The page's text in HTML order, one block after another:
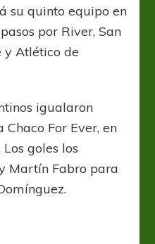
su quinto equipo en
por River, San
y Atlético de
igualaron
For Ever, en
goles los
Martín Fabro para